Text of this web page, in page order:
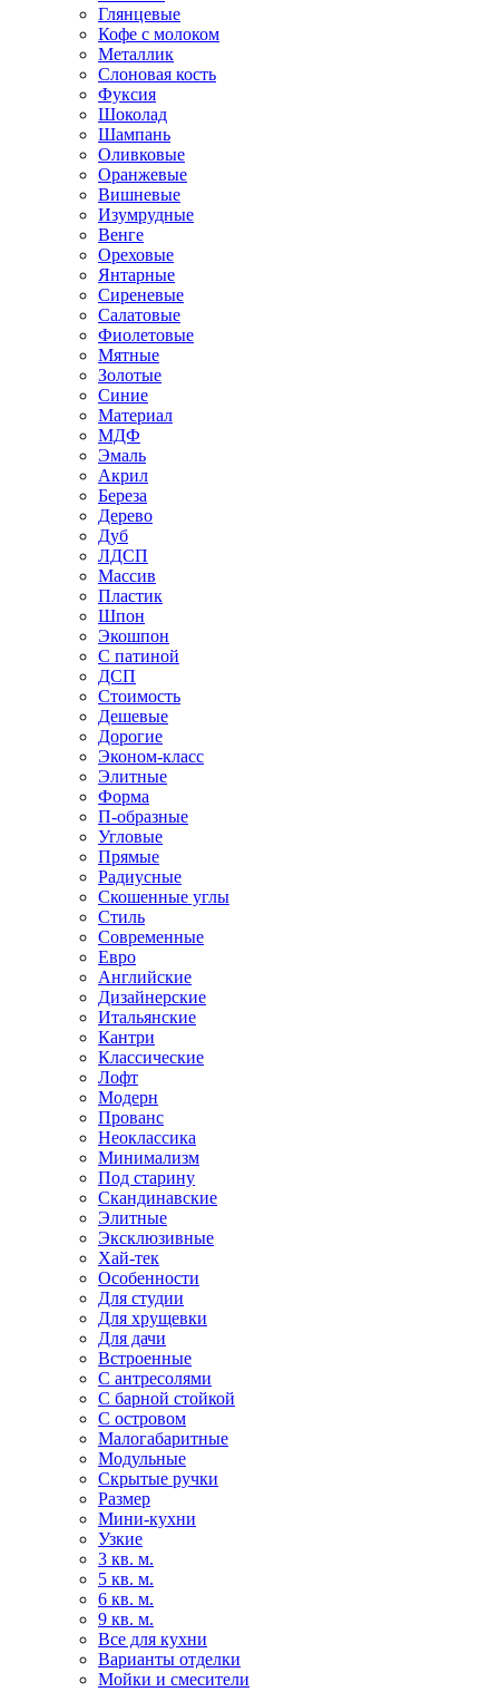
Глянцевые
Кофе с молоком
Металлик
Слоновая кость
Фуксия
Шоколад
Шампань
Оливковые
Оранжевые
Вишневые
Изумрудные
Венге
Ореховые
Янтарные
Сиреневые
Салатовые
Фиолетовые
Мятные
Золотые
Синие
Материал
МДФ
Эмаль
Акрил
Береза
Дерево
Дуб
ЛДСП
Массив
Пластик
Шпон
Экошпон
С патиной
ДСП
Стоимость
Дешевые
Дорогие
Эконом-класс
Элитные
Форма
П-образные
Угловые
Прямые
Радиусные
Скошенные углы
Стиль
Современные
Евро
Английские
Дизайнерские
Итальянские
Кантри
Классические
Лофт
Модерн
Прованс
Неоклассика
Минимализм
Под старину
Скандинавские
Элитные
Эксклюзивные
Хай-тек
Особенности
Для студии
Для хрущевки
Для дачи
Встроенные
С антресолями
С барной стойкой
С островом
Малогабаритные
Модульные
Скрытые ручки
Размер
Мини-кухни
Узкие
3 кв. м.
5 кв. м.
6 кв. м.
9 кв. м.
Все для кухни
Варианты отделки
Мойки и смесители